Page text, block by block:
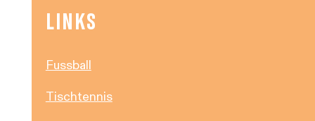
LINKS
Fussball
Tischtennis